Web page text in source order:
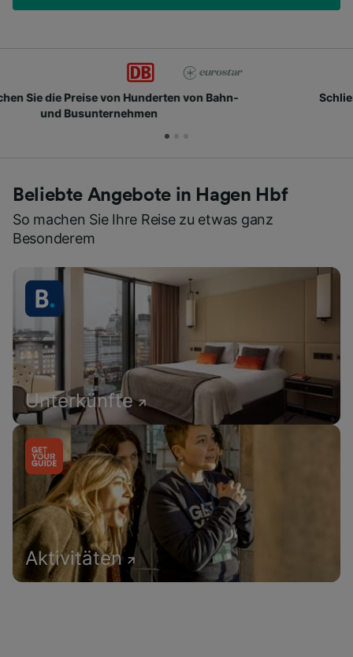
Schließen Sie sich Millionen täglichen Nutzern an
Beliebte Angebote in Hagen Hbf
So machen Sie Ihre Reise zu etwas ganz
Besonderem
Unterkünfte
Aktivitäten